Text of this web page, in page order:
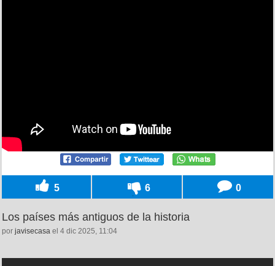
5 6 0
Los países más antiguos de la historia
por javisecasa el 4 dic 2025, 11:04